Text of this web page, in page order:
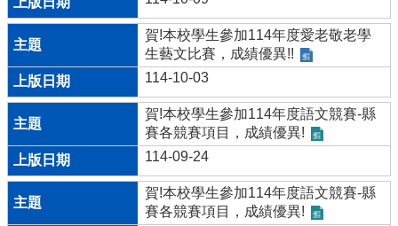
賀!本校學生參加114年度愛老敬老學
生藝文比賽，成績優異!!
114-10-03
賀!本校學生參加114年度語文競賽-縣
賽各競賽項目，成績優異!
114-09-24
賀!本校學生參加114年度語文競賽-縣
賽各競賽項目，成績優異!